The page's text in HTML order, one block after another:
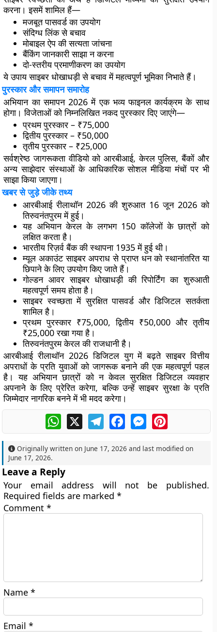
करना। इसमें शामिल हैं—
मजबूत पासवर्ड का उपयोग
संदिग्ध लिंक से बचाव
मोबाइल ऐप की सत्यता जांचना
बैंकिंग जानकारी साझा न करना
दो-स्तरीय प्रमाणीकरण का उपयोग
ये उपाय साइबर धोखाधड़ी से बचाव में महत्वपूर्ण भूमिका निभाते हैं।
पुरस्कार और समापन समारोह
अभियान का समापन 2026 में एक भव्य फाइनल कार्यक्रम के साथ
होगा। विजेताओं को निम्नलिखित नकद पुरस्कार दिए जाएंगे—
प्रथम पुरस्कार – ₹75,000
द्वितीय पुरस्कार – ₹50,000
तृतीय पुरस्कार – ₹25,000
सर्वश्रेष्ठ जागरूकता वीडियो को आरबीआई, केरल पुलिस, बैंकों और
अन्य साझेदार संस्थाओं के आधिकारिक सोशल मीडिया मंचों पर भी
साझा किया जाएगा।
खबर से जुड़े जीके तथ्य
आरबीआई रीलाथॉन 2026 की शुरुआत 16 जून 2026 को
तिरुवनंतपुरम में हुई।
यह अभियान केरल के लगभग 150 कॉलेजों के छात्रों को
लक्षित करता है।
भारतीय रिज़र्व बैंक की स्थापना 1935 में हुई थी।
म्यूल अकाउंट साइबर अपराध से प्राप्त धन को स्थानांतरित या
छिपाने के लिए उपयोग किए जाते हैं।
गोल्डन आवर साइबर धोखाधड़ी की रिपोर्टिंग का शुरुआती
महत्वपूर्ण समय होता है।
साइबर स्वच्छता में सुरक्षित पासवर्ड और डिजिटल सतर्कता
शामिल है।
प्रथम पुरस्कार ₹75,000, द्वितीय ₹50,000 और तृतीय
₹25,000 रखा गया है।
तिरुवनंतपुरम केरल की राजधानी है।
आरबीआई रीलाथॉन 2026 डिजिटल युग में बढ़ते साइबर वित्तीय
अपराधों के प्रति युवाओं को जागरूक बनाने की एक महत्वपूर्ण पहल
है। यह अभियान छात्रों को न केवल सुरक्षित डिजिटल व्यवहार
अपनाने के लिए प्रेरित करेगा, बल्कि उन्हें साइबर सुरक्षा के प्रति
जिम्मेदार नागरिक बनने में भी मदद करेगा।
WhatsApp
X TelegramFacebookMessengerPinterest
Originally written on June 17, 2026 and last modified on
June 17, 2026.
Leave a Reply
Your email address will not be published.
Required fields are marked*
Comment*
Name*
Email*